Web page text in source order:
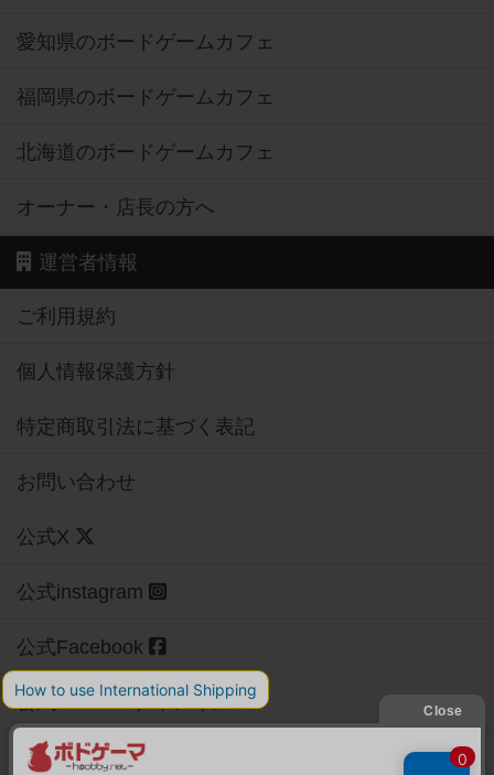
愛知県のボードゲームカフェ
福岡県のボードゲームカフェ
北海道のボードゲームカフェ
オーナー・店長の方へ
運営者情報
ご利用規約
個人情報保護方針
特定商取引法に基づく表記
お問い合わせ
公式X
公式instagram
公式Facebook
公式YouTubeチャンネル
【ボドゲーマ】ボードゲームの総合情報サイト